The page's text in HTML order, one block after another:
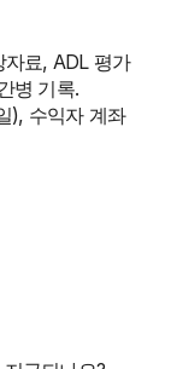
료, ADL 평가
병 기록.
), 수익자 계좌